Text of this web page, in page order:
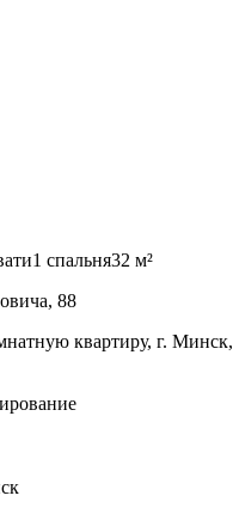
1 спальня32 м²
88
квартиру, г. Минск,